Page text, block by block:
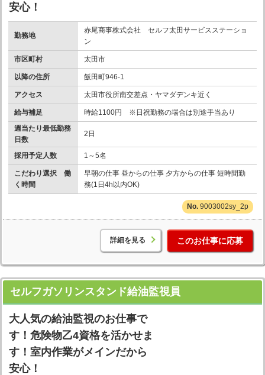
安心！
勤務地
赤尾商事株式会社 セルフ太田サービスステーショ
ン
市区町村 太田市
以降の住所 飯田町946-1
アクセス 太田市役所南交差点・ヤマダデンキ近く
給与補足
時給1100円 ※日祝勤務の場合は別途手当あり
週当たり最低勤務
日数
2日
採用予定人数 1～5名
こだわり選択 働
く時間
早朝の仕事 昼からの仕事 夕方からの仕事 短時間勤
務(1日4h以内OK)
9003002sy_2p
詳細を見る このお仕事に応募
セルフガソリンスタンド給油監視員
大人気の給油監視のお仕事で
す！危険物乙4資格を活かせま
す！室内作業がメインだから
安心！